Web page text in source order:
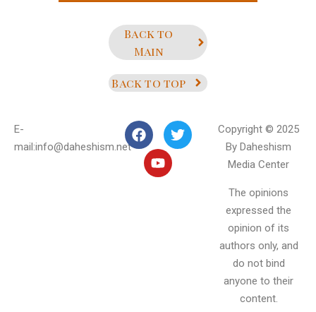
Back to
Main
Back to top
E-
mail:info@daheshism.net
Copyright © 2025
By Daheshism
Media Center
The opinions
expressed the
opinion of its
authors only, and
do not bind
anyone to their
content.